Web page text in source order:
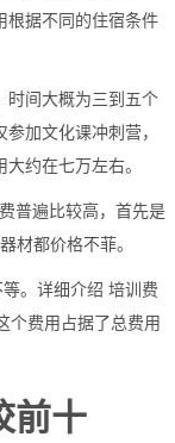
根据不同的住宿条件
时间大概为三到五个
加文化课冲刺营，
约在七万左右。
普遍比较高，首先是
材都价格不菲。
。详细介绍 培训费
个费用占据了总费用
前十